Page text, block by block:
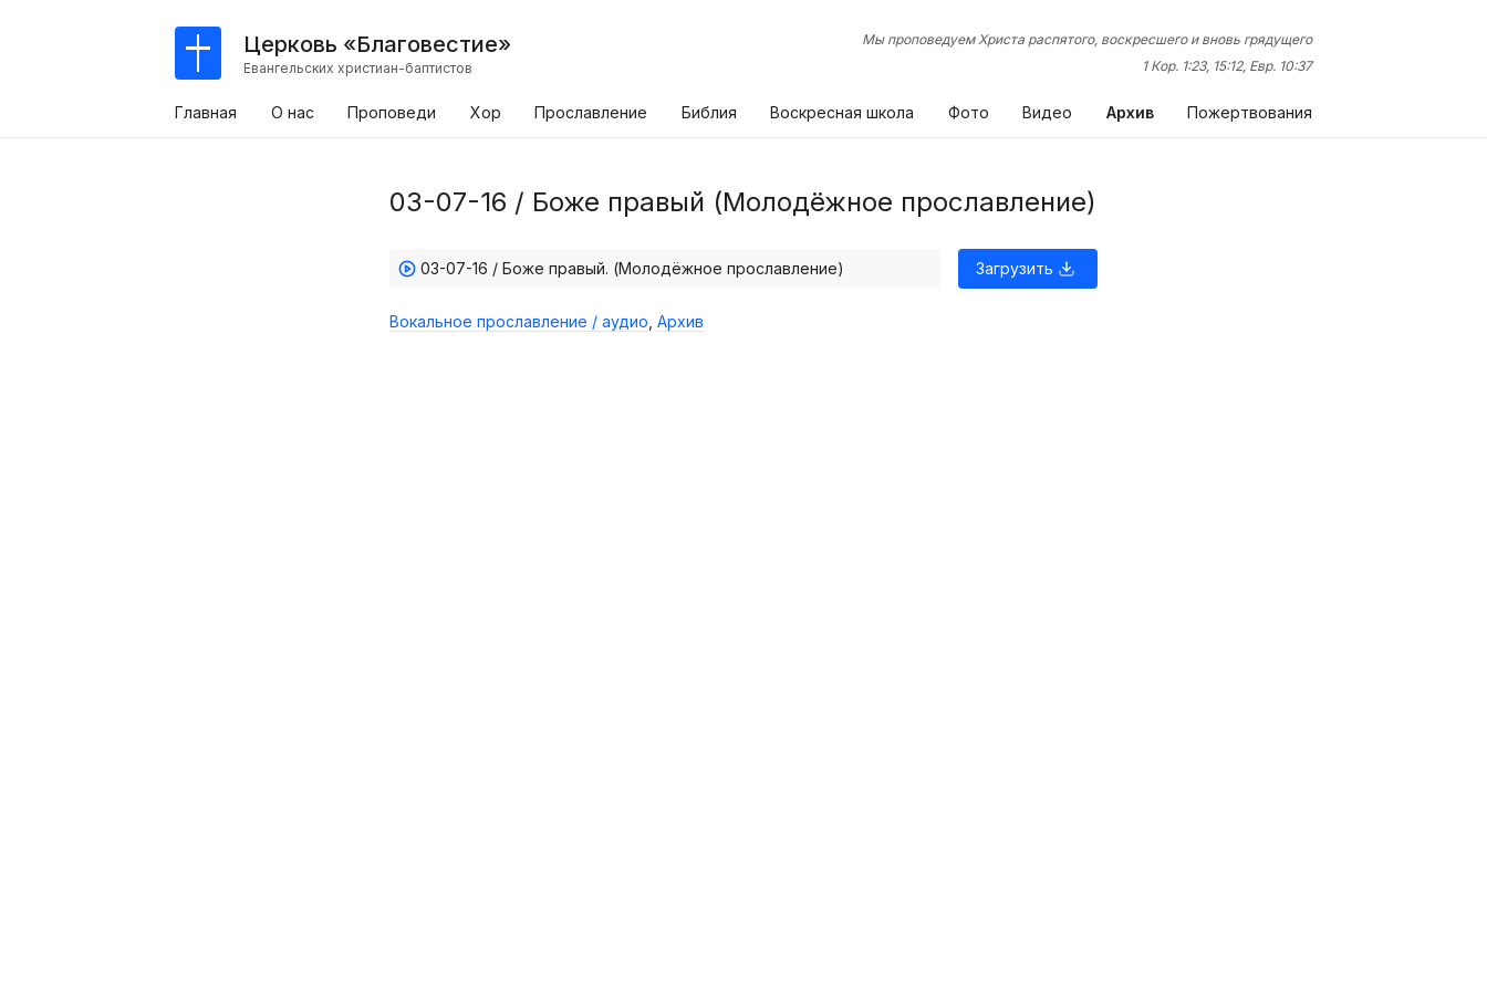
Церковь «Благовестие»
Евангельских христиан-баптистов
Мы проповедуем Христа распятого, воскресшего и вновь грядущего
1 Кор. 1:23, 15:12, Евр. 10:37
Главная О нас Проповеди Хор Прославление Библия Воскресная школа Фото Видео Архив Пожертвования
03-07-16 / Боже правый (Молодёжное прославление)
Загрузить
03-07-16 / Боже правый. (Молодёжное прославление)
Вокальное прославление / аудио Архив